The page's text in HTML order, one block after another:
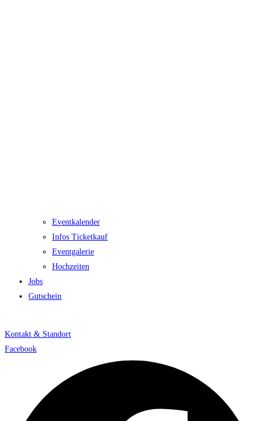
Eventkalender
Infos Ticketkauf
Eventgalerie
Hochzeiten
Jobs
Gutschein
Kontakt & Standort
Facebook